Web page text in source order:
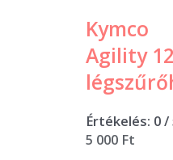
Kymco
Agility
Értékelés: 0/
5 000 Ft